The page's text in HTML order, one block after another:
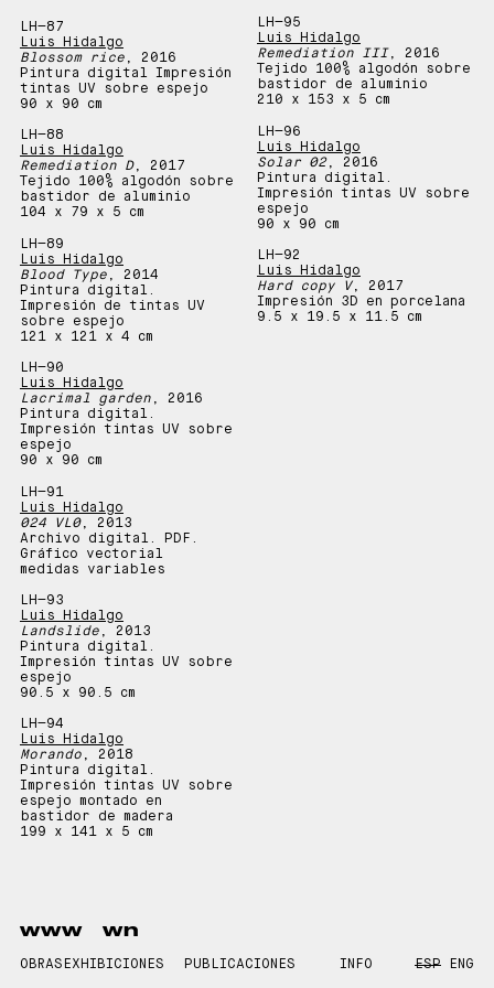
www wn
OBRAS EXHIBICIONES PUBLICACIONES INFO ESP ENG
LH—87
Luis Hidalgo
Blossom rice , 2016
Pintura digital Impresión
tintas UV sobre espejo
90 x 90 cm
LH—88
Luis Hidalgo
Remediation D, 2017
Tejido 100% algodón sobre
bastidor de aluminio
104 x 79 x 5 cm
LH—89
Luis Hidalgo
Blood Type , 2014
Pintura digital.
Impresión de tintas UV
sobre espejo
121 x 121 x 4 cm
LH—90
Luis Hidalgo
Lacrimal garden , 2016
Pintura digital.
Impresión tintas UV sobre
espejo
90 x 90 cm
LH—91
Luis Hidalgo
024 VL0, 2013
Archivo digital. PDF.
Gráfico vectorial
medidas variables
LH—93
Luis Hidalgo
Landslide , 2013
Pintura digital.
Impresión tintas UV sobre
espejo
90.5 x 90.5 cm
LH—94
Luis Hidalgo
Morando , 2018
Pintura digital.
Impresión tintas UV sobre
espejo montado en
bastidor de madera
199 x 141 x 5 cm
LH—95
Luis Hidalgo
Remediation III , 2016
Tejido 100% algodón sobre
bastidor de aluminio
210 x 153 x 5 cm
LH—96
Luis Hidalgo
Solar 02, 2016
Pintura digital.
Impresión tintas UV sobre
espejo
90 x 90 cm
LH—92
Luis Hidalgo
Hard copy V, 2017
Impresión 3D en porcelana
9.5 x 19.5 x 11.5 cm